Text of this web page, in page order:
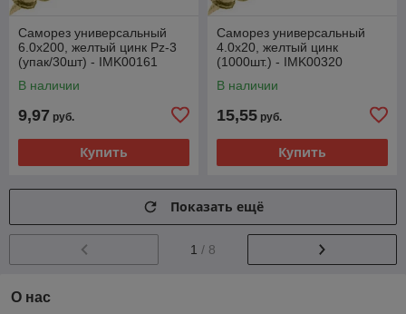
Саморез универсальный
6.0х200, желтый цинк Pz-3
(упак/30шт) - IMK00161
В наличии
9,97 руб.
Купить
Саморез универсальный
4.0х20, желтый цинк
(1000шт.) - IMK00320
В наличии
15,55 руб.
Купить
Показать ещё
1 / 8
О нас